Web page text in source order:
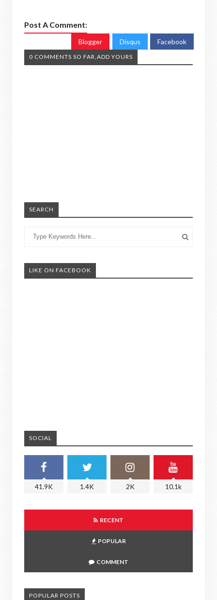
Post A Comment:
Blogger Disqus Facebook
0 COMMENTS SO FAR,ADD YOURS
SEARCH
LIKE ON FACEBOOK
SOCIAL
41.9K 1.4K 2K 10.1k
RECENT
POPULAR
COMMENT
POPULAR POSTS